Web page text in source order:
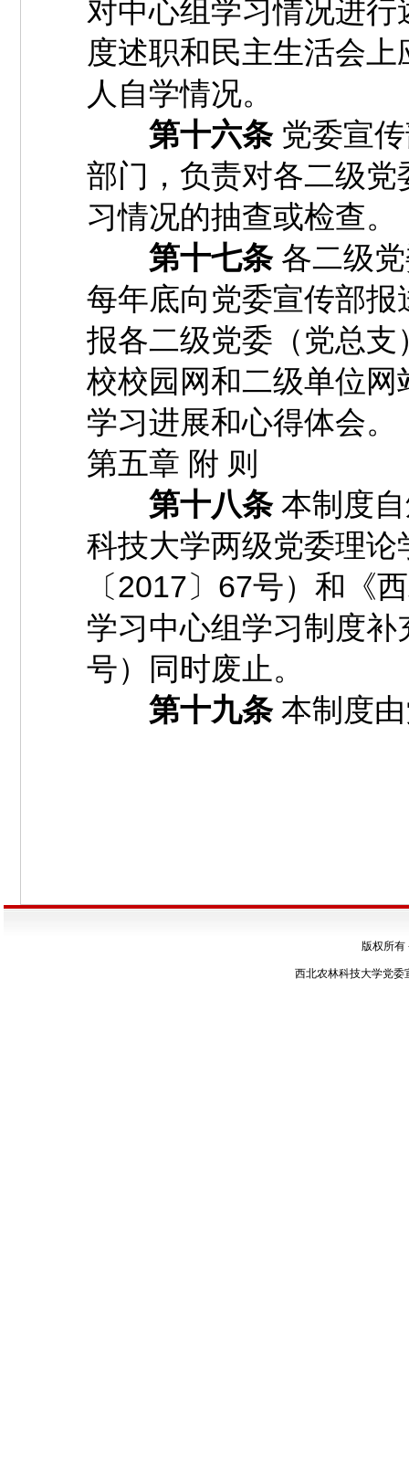
对中心组学习情况进
度述职和民主生活会
人自学情况。
第十六条党委宣传
部门，负责对各二级
习情况的抽查或检查。
第十七条各二级党
每年底向党委宣传部
报各二级党委（党总
校校园网和二级单位
学习进展和心得体会。
第五章 附 则
第十八条本制度自
科技大学两级党委理
〔2017〕67号）和《
学习中心组学习制度
号）同时废止。
第十九条本制度由
版权所有
西北农林科技大学党